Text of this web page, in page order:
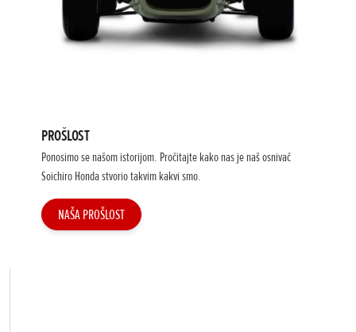
PROŠLOST
Ponosimo se našom istorijom. Pročitajte kako nas je naš osnivač
Soichiro Honda stvorio takvim kakvi smo.
NAŠA PROŠLOST